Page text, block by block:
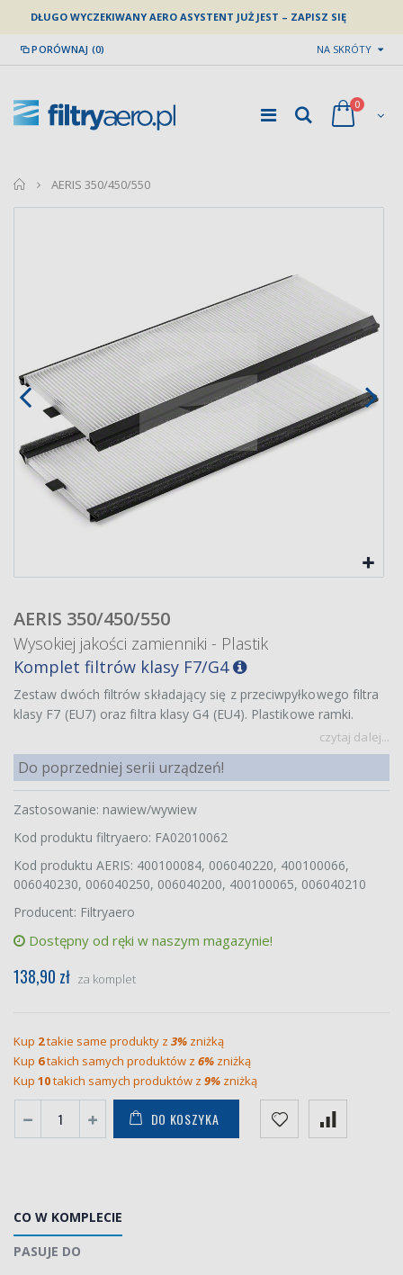
DŁUGO WYCZEKIWANY AERO ASYSTENT JUŻ JEST – ZAPISZ SIĘ
PORÓWNAJ (0) NA SKRÓTY
0
home
AERIS 350/450/550
AERIS 350/450/550
Wysokiej jakości zamienniki - Plastik
Komplet filtrów klasy F7/G4
Zestaw dwóch filtrów składający się z przeciwpyłkowego filtra
klasy F7 (EU7) oraz filtra klasy G4 (EU4). Plastikowe ramki.
czytaj dalej...
Do poprzedniej serii urządzeń!
Zastosowanie: nawiew/wywiew
Kod produktu filtryaero: FA02010062
Kod produktu AERIS: 400100084, 006040220, 400100066,
006040230, 006040250, 006040200, 400100065, 006040210
Producent: Filtryaero
Dostępny od ręki w naszym magazynie!
138,90 zł za komplet
Kup 2takie same produkty z 3% zniżką
Kup 6takich samych produktów z 6% zniżką
Kup 10takich samych produktów z 9% zniżką
DO KOSZYKA
CO W KOMPLECIE
PASUJE DO